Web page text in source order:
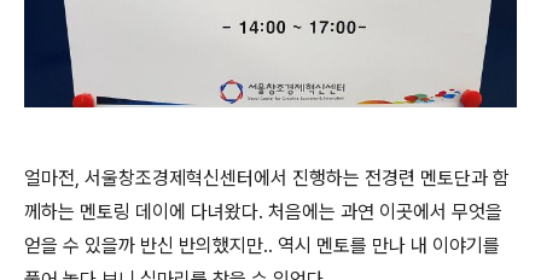
얼마전, 서울창조경제혁신센터에서 진행하는 전경련 멘토단과 함
께하는 멘토링 데이에 다녀왔다. 처음에는 과연 이곳에서 무엇을
얻을 수 있을까 반신 반의했지만.. 역시 멘토를 만나 내 이야기를